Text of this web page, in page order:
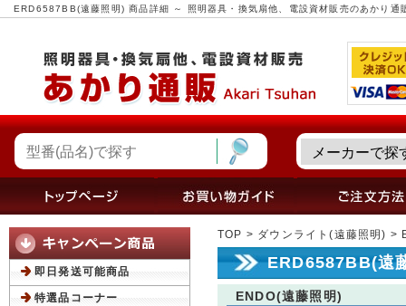
ERD6587BB(遠藤照明) 商品詳細 ～ 照明器具・換気扇他、電設資材販売のあかり通
TOP > ダウンライト(遠藤照明) >
ERD6587BB(遠
ENDO(遠藤照明)
即日発送可能商品
特選品コーナー